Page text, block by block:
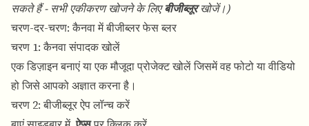
सकते हैं - सभी एकीकरण खोजने के लिएबीजीब्लूरखोजें।)
चरण-दर-चरण: कैनवा में बीजीब्लर फेस ब्लर
चरण 1: कैनवा संपादक खोलें
एक डिज़ाइन बनाएं या एक मौजूदा प्रोजेक्ट खोलें जिसमें वह फोटो या वीडियो
हो जिसे आपको अज्ञात करना है।
चरण 2: बीजीब्लूर ऐप लॉन्च करें